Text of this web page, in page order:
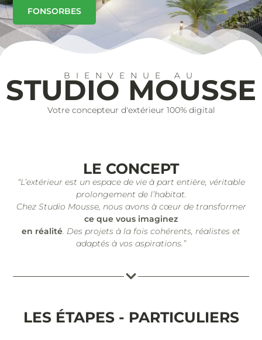
FONSORBES
BIENVENUE AU
STUDIO MOUSSE
Votre concepteur d'extérieur 100% digital
LE CONCEPT
“L’extérieur est un espace de vie à part entière, véritable
prolongement de l’habitat.
Chez Studio Mousse, nous avons à cœur de transformer
ce que vous imaginez
en réalité. Des projets à la fois cohérents, réalistes et
adaptés à vos aspirations.”
LES ÉTAPES - PARTICULIERS